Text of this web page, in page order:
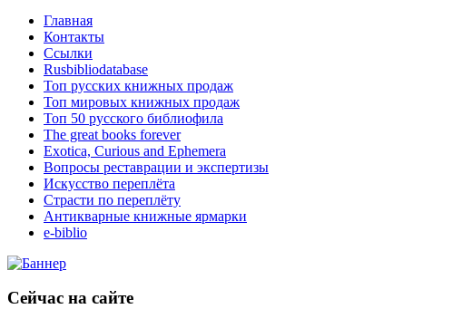
Главная
Контакты
Ссылки
Rusbibliodatabase
Топ русских книжных продаж
Топ мировых книжных продаж
Топ 50 русского библиофила
The great books forever
Exotica, Curious and Ephemera
Вопросы реставрации и экспертизы
Искусство переплёта
Страсти по переплёту
Антикварные книжные ярмарки
e-biblio
Сейчас на сайте